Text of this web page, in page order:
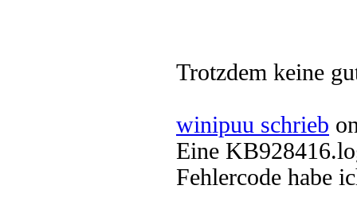
Trotzdem keine
winipuu schrieb
Eine
Fehlercode habe